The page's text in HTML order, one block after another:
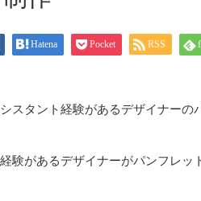
Hatena Pocket RSS
スタント経験があるデザイナーの
験があるデザイナーがパンフレッ